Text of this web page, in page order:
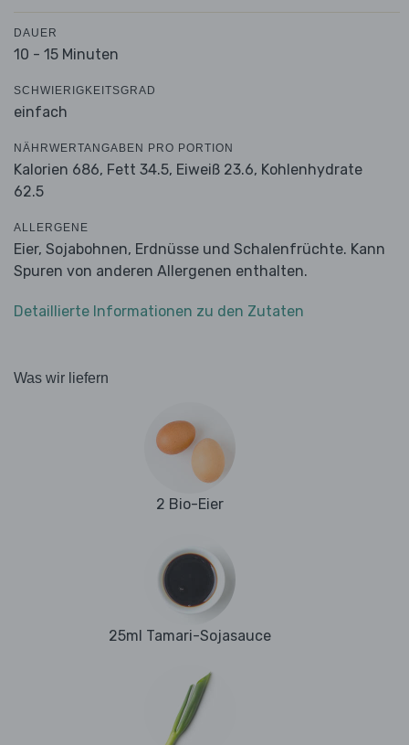
DAUER
10 - 15 Minuten
SCHWIERIGKEITSGRAD
einfach
NÄHRWERTANGABEN PRO PORTION
Kalorien 686, Fett 34.5, Eiweiß 23.6, Kohlenhydrate
62.5
ALLERGENE
Eier, Sojabohnen, Erdnüsse und Schalenfrüchte. Kann
Spuren von anderen Allergenen enthalten.
Detaillierte Informationen zu den Zutaten
Was wir liefern
2 Bio-Eier
25ml Tamari-Sojasauce